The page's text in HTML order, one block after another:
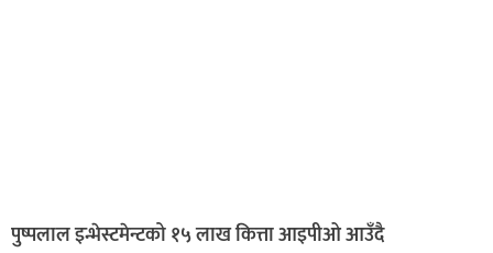
पुष्पलाल इन्भेस्टमेन्टको १५ लाख कित्ता आइपीओ आउँदै